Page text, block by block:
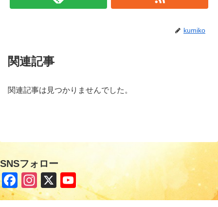
kumiko
関連記事
関連記事は見つかりませんでした。
SNSフォロー
F
a
In
st
X Y
o